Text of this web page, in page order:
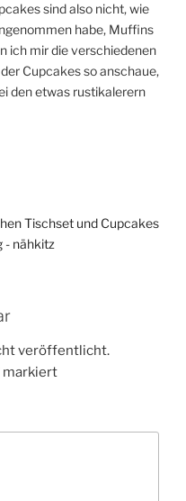
sind also nicht, wie
habe, Muffins
ich mir die verschiedenen
Cupcakes so anschaue,
den etwas rustikalerern
Tischset und Cupcakes
- nähkitz
veröffentlicht.
markiert